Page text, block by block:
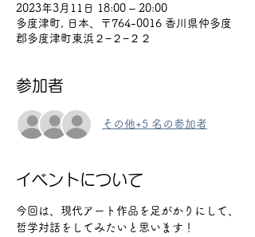
2023年3月11日 18:00 – 20:00
多度津町, 日本、〒764-0016 香川県仲多度
郡多度津町東浜２−２−２２
参加者
その他+5 名の参加者
イベントについて
今回は、現代アート作品を足がかりにして、
哲学対話をしてみたいと思います！